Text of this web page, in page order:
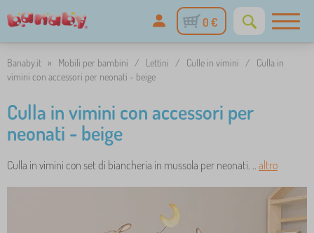
0 €
Banaby.it » Mobili per bambini / Lettini / Culle in vimini /
Culla in
vimini con accessori per neonati - beige
Culla in vimini con accessori per
neonati - beige
Culla in vimini con set di biancheria in mussola per neonati. .. altro